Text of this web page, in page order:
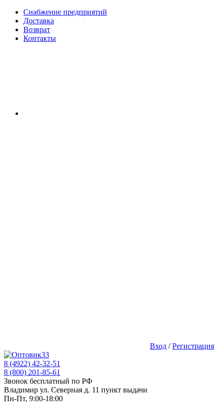
Снабжение предприятий
Доставка
Возврат
Контакты
Вход /Регистрация
8 (4922) 42-32-51
8 (800) 201-85-61
Звонок бесплатный по РФ
Владимир ул. Северная д. 11 пункт выдачи
Пн-Пт, 9:00-18:00